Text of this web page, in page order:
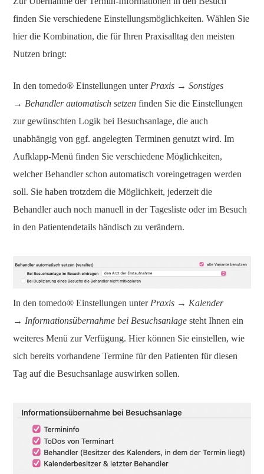
finden Sie verschiedene Einstellungsmöglichkeiten. Wählen Sie
hier die Kombination, die für Ihren Praxisalltag den meisten
Nutzen bringt:
In den tomedo® Einstellungen unterPraxis → Sonstiges
→ Behandler automatisch setzen finden Sie die Einstellungen
zur gewünschten Logik bei Besuchsanlage, die auch
unabhängig von ggf. angelegten Terminen genutzt wird. Im
Aufklapp-Menü finden Sie verschiedene Möglichkeiten,
welcher Behandler schon automatisch voreingetragen werden
soll. Sie haben trotzdem die Möglichkeit, jederzeit die
Behandler auch noch manuell in der Tagesliste oder im Besuch
in den Patientendetails händisch zu verändern.
In den tomedo® Einstellungen unter Praxis → Kalender
→ Informationsübernahme bei Besuchsanlage steht Ihnen ein
weiteres Menü zur Verfügung. Hier können Sie einstellen, wie
sich bereits vorhandene Termine für den Patienten für diesen
Tag auf die Besuchsanlage auswirken sollen.